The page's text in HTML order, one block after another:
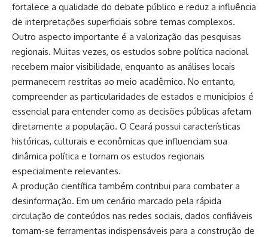
fortalece a qualidade do debate público e reduz a influência
de interpretações superficiais sobre temas complexos.
Outro aspecto importante é a valorização das pesquisas
regionais. Muitas vezes, os estudos sobre política nacional
recebem maior visibilidade, enquanto as análises locais
permanecem restritas ao meio acadêmico. No entanto,
compreender as particularidades de estados e municípios é
essencial para entender como as decisões públicas afetam
diretamente a população. O Ceará possui características
históricas, culturais e econômicas que influenciam sua
dinâmica política e tornam os estudos regionais
especialmente relevantes.
A produção científica também contribui para combater a
desinformação. Em um cenário marcado pela rápida
circulação de conteúdos nas redes sociais, dados confiáveis
tornam-se ferramentas indispensáveis para a construção de